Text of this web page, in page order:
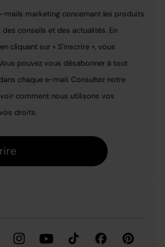
marketing concernant les produits
conseils et des actualités. En
cliquant sur « S'inscrire », vous
pouvez vous désabonner à tout
chaque e-mail. Consultez notre
comment nous utilisons vos
droits.